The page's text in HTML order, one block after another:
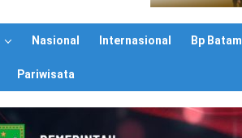
Nasional Internasional Bp Batam
Pariwisata